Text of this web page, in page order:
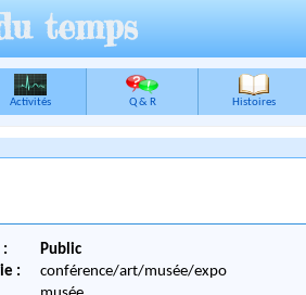
temps
Activités Q & R Histoires
Public
:
conférence/art/musée/expo